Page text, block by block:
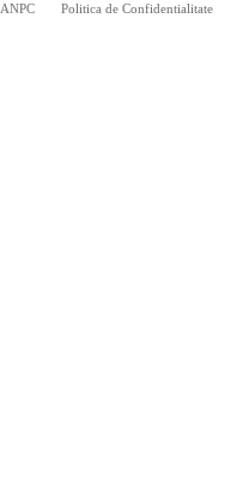
ANPC Politica de Confidentialitate